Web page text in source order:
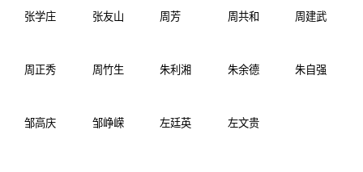
张学庄 张友山 周芳 周共和 周建武
周正秀 周竹生 朱利湘 朱余德 朱自强
邹高庆 邹峥嵘 左廷英 左文贵